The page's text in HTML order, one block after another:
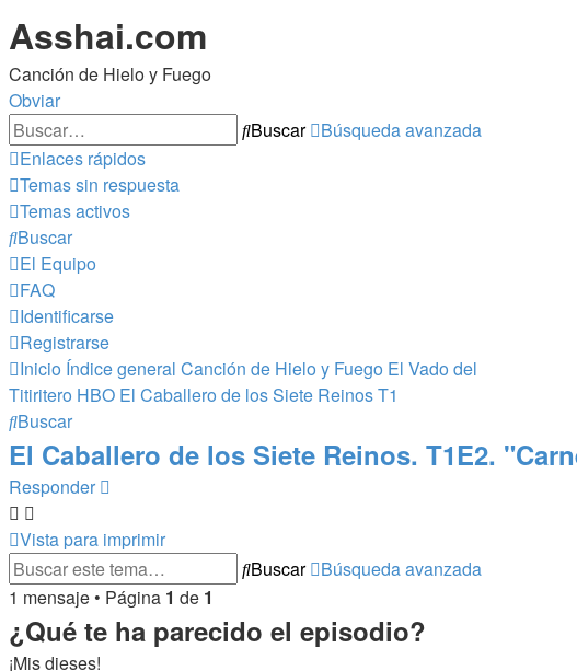
Asshai.com
Canción de Hielo y Fuego
Obviar
Buscar
Búsqueda avanzada
Enlaces rápidos
Temas sin respuesta
Temas activos
Buscar
El Equipo
FAQ
Identificarse
Registrarse
Inicio Índice general Canción de Hielo y Fuego El Vado del
Titiritero HBO El Caballero de los Siete Reinos T1
Buscar
El Caballero de los Siete Reinos. T1E2.
Responder
Vista para imprimir
Buscar
Búsqueda avanzada
1 mensaje • Página 1 de 1
¿Qué te ha parecido el episodio?
¡Mis dieses!